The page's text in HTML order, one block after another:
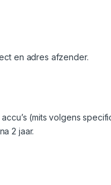
en adres afzender.
(mits volgens
2 jaar.